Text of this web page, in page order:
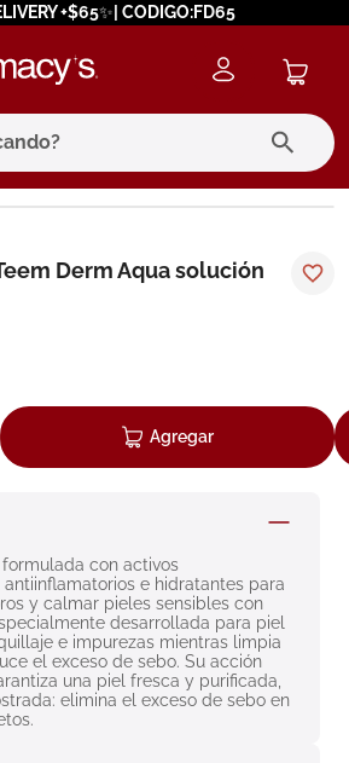
+$65✨| CODIGO:FD65
Derm Aqua solución
Agregar
formulada con activos
e hidratantes para
y calmar pieles sensibles con
desarrollada para piel
e impurezas mientras limpia
el exceso de sebo. Su acción
una piel fresca y purificada,
elimina el exceso de sebo en
buscados